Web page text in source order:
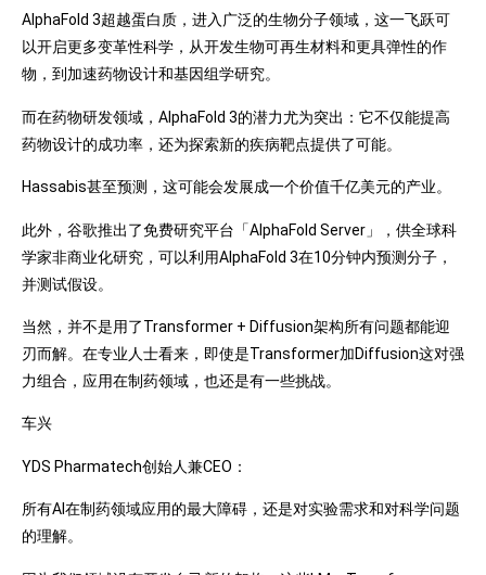
AlphaFold 3超越蛋白质，进入广泛的生物分子领域，这一飞跃可
以开启更多变革性科学，从开发生物可再生材料和更具弹性的作
物，到加速药物设计和基因组学研究。
而在药物研发领域，AlphaFold 3的潜力尤为突出：它不仅能提高
药物设计的成功率，还为探索新的疾病靶点提供了可能。
Hassabis甚至预测，这可能会发展成一个价值千亿美元的产业。
此外，谷歌推出了免费研究平台「AlphaFold Server」，供全球科
学家非商业化研究，可以利用AlphaFold 3在10分钟内预测分子，
并测试假设。
当然，并不是用了Transformer + Diffusion架构所有问题都能迎
刃而解。在专业人士看来，即使是Transformer加Diffusion这对强
力组合，应用在制药领域，也还是有一些挑战。
车兴
YDS Pharmatech创始人兼CEO：
所有AI在制药领域应用的最大障碍，还是对实验需求和对科学问题
的理解。